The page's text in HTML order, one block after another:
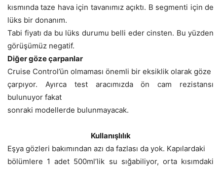
kısmında taze hava için tavanımız açıktı. B segmenti için de
lüks bir donanım.
Tabi fiyatı da bu lüks durumu belli eder cinsten. Bu yüzden
görüşümüz negatif.
Diğer göze çarpanlar
Cruise Control’ün olmaması önemli bir eksiklik olarak göze
çarpıyor. Ayırca test aracımızda ön cam rezistansı
bulunuyor fakat
sonraki modellerde bulunmayacak.
Kullanışlılık
Eşya gözleri bakımından azı da fazlası da yok. Kapılardaki
bölümlere 1 adet 500ml’lik su sığabiliyor, orta kısımdaki